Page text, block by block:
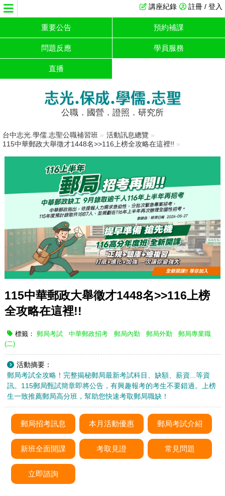
註冊 / 登入
講座紀錄
重要公告 預約補課
問題反應 學員服務
直播
志光.保成.學儒.志聖
公職．國營．證照．研究所
台中志光.學儒.志聖公職補習班 » 活動訊息總覽 »
115中華郵政大舉徵才1448名>>116上榜全攻略在這裡!! »
115中華郵政大舉徵才1448名>>116上榜
全攻略在這裡!!
標籤： 郵局考試 中華郵政招考 郵局內勤 郵局外勤
郵局專業職
(二)
活動摘要：
郵局考試全攻略！完整揭秘郵局最新考試科目、缺額、薪資...等資
訊。115郵局甄試簡章即將公告，有興趣報考的考生不要錯過。上榜
生一致推薦郵局高分班，幫助您快速考取郵局職缺！
郵局招考訊息 本月活動優惠 郵局考試介紹
新班全面開課 考取見證 常見問題
立即諮詢